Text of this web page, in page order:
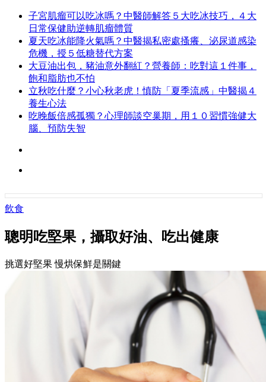
子宮肌瘤可以吃冰嗎？中醫師解答５大吃冰技巧，４大
日常保健助逆轉肌瘤體質
夏天吃冰能降火氣嗎？中醫揭私密處搔癢、泌尿道感染
危機，授５低糖替代方案
大豆油出包，豬油意外翻紅？營養師：吃對這１件事，
飽和脂肪也不怕
立秋吃什麼？小心秋老虎！慎防「夏季流感」中醫揭４
養生心法
吃晚飯倍感孤獨？心理師談空巢期，用１０習慣強健大
腦、預防失智
飲食
聰明吃堅果，攝取好油、吃出健康
挑選好堅果 慢烘保鮮是關鍵